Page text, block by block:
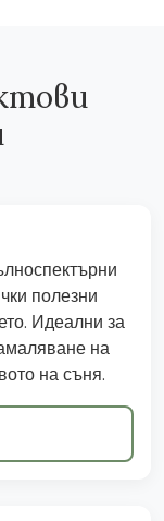
полезни
Идеални за
на
на съня.